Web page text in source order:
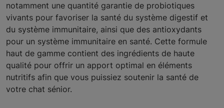
notamment une quantité garantie de probiotiques
vivants pour favoriser la santé du système digestif et
du système immunitaire, ainsi que des antioxydants
pour un système immunitaire en santé. Cette formule
haut de gamme contient des ingrédients de haute
qualité pour offrir un apport optimal en éléments
nutritifs afin que vous puissiez soutenir la santé de
votre chat sénior.